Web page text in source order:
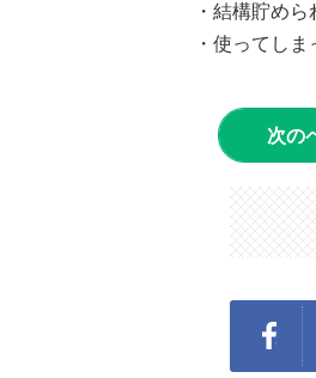
・結構貯め
・使ってし
次の